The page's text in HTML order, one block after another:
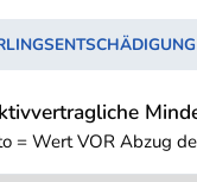
= Wert VOR Abzug